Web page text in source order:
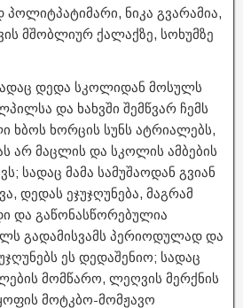
ნიკა გვარამია,
მშობლიურ ქალაქზე, სოხუმზე
დედა სკოლიდან მოსულს
და ხახვში შემწვარ ჩემს
ხბოს ხორცის სუნს ატრიალებს,
არ მაცლის და სკოლის ამბების
სადაც მამა სამუშაოდან გვიან
დედას ეჯუჯღუნება, მაგრამ
და გაწონასწორებულია
გადამისვამს პერიოდულად და
ეს დედაშენიო; სადაც
მომწარო, ლეღვის მერქნის
მოტკბო-მომჟავო